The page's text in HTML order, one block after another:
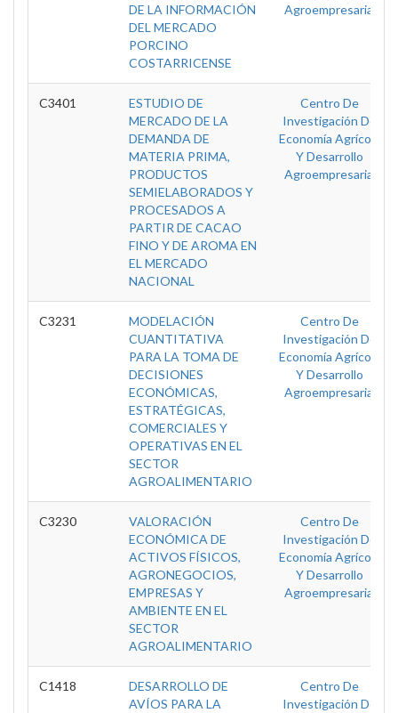
DE LA INFORMACIÓN
DEL MERCADO
PORCINO
COSTARRICENSE
Agroempresarial
C3401
ESTUDIO DE
MERCADO DE LA
DEMANDA DE
MATERIA PRIMA,
PRODUCTOS
SEMIELABORADOS Y
PROCESADOS A
PARTIR DE CACAO
FINO Y DE AROMA EN
EL MERCADO
NACIONAL
Centro De
Investigación De
Economía Agrícola
Y Desarrollo
Agroempresarial
C3231
MODELACIÓN
CUANTITATIVA
PARA LA TOMA DE
DECISIONES
ECONÓMICAS,
ESTRATÉGICAS,
COMERCIALES Y
OPERATIVAS EN EL
SECTOR
AGROALIMENTARIO
Centro De
Investigación De
Economía Agrícola
Y Desarrollo
Agroempresarial
C3230
VALORACIÓN
ECONÓMICA DE
ACTIVOS FÍSICOS,
AGRONEGOCIOS,
EMPRESAS Y
AMBIENTE EN EL
SECTOR
AGROALIMENTARIO
Centro De
Investigación De
Economía Agrícola
Y Desarrollo
Agroempresarial
C1418
DESARROLLO DE
AVÍOS PARA LA
Centro De
Investigación De